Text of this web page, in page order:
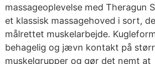
massageoplevelse med Theragun
et klassisk massagehoved i sort,
målrettet muskelarbejde.
behagelig og jævn kontakt på
muskelgrupper og gør det nemt at